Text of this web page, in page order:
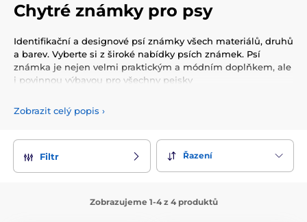
Chytré známky pro psy
Identifikační a designové psí známky všech materiálů, druhů
a barev. Vyberte si z široké nabídky psích známek. Psí
známka je nejen velmi praktickým a módním doplňkem, ale
i povinnou výbavou pro všechny pejsky
Zobrazit celý popis ›
Filtr Řazení
Zobrazujeme 1-4 z 4 produktů